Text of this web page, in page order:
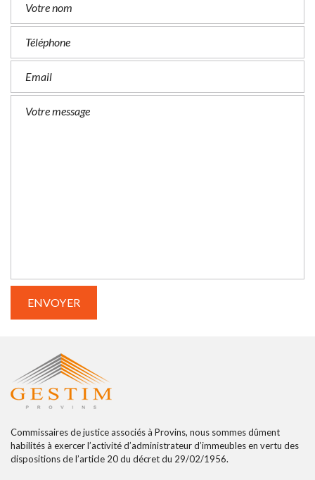
Commissaires de justice associés à Provins, nous sommes dûment
habilités à exercer l’activité d’administrateur d’immeubles en vertu des
dispositions de l’article 20 du décret du 29/02/1956.